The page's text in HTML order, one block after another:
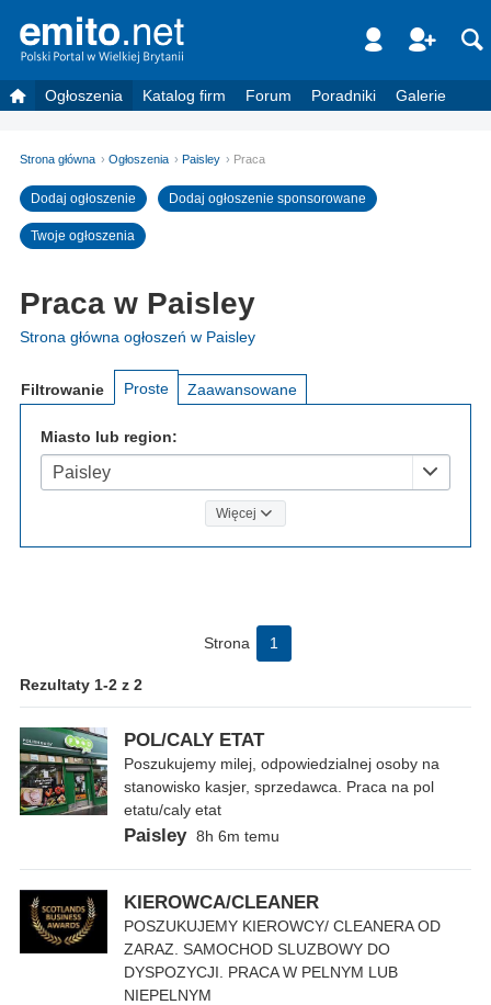
Ogłoszenia Katalog firm Forum Poradniki Galerie
Strona główna Ogłoszenia Paisley Praca
Dodaj ogłoszenie Dodaj ogłoszenie sponsorowane
Twoje ogłoszenia
Praca w Paisley
Strona główna ogłoszeń w Paisley
Filtrowanie Proste Zaawansowane
Miasto lub region:
Paisley
Więcej
Strona 1
Rezultaty 1-2 z 2
POL/CALY ETAT
Poszukujemy milej, odpowiedzialnej osoby na
stanowisko kasjer, sprzedawca. Praca na pol
etatu/caly etat
Paisley 8h 6m temu
KIEROWCA/CLEANER
POSZUKUJEMY KIEROWCY/ CLEANERA OD
ZARAZ. SAMOCHOD SLUZBOWY DO
DYSPOZYCJI. PRACA W PELNYM LUB
NIEPELNYM